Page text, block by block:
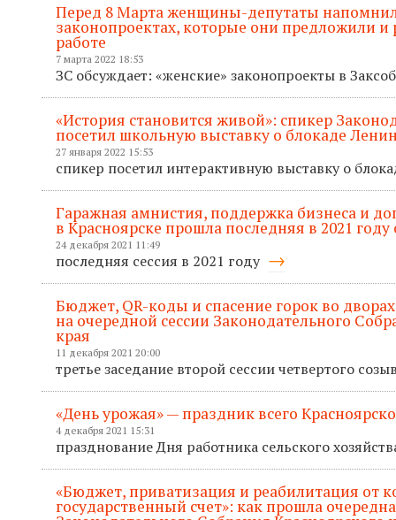
Перед 8 Марта женщины-депутаты
законопроектах, которые они предложили и
работе
7 марта 2022 18:53
ЗС обсуждает: «женские» законопроекты в
«История становится живой»: спикер
посетил школьную выставку о блокаде
27 января 2022 15:53
спикер посетил интерактивную выставку о
Гаражная амнистия, поддержка бизнеса и
в Красноярске прошла последняя в 2021 году
24 декабря 2021 11:49
последняя сессия в 2021 году
Бюджет, QR-коды и спасение горок во
на очередной сессии Законодательного
края
11 декабря 2021 20:00
третье заседание второй сессии четвертого
«День урожая» — праздник всего
4 декабря 2021 15:31
празднование Дня работника сельского
«Бюджет, приватизация и реабилитация от
государственный счет»: как прошла